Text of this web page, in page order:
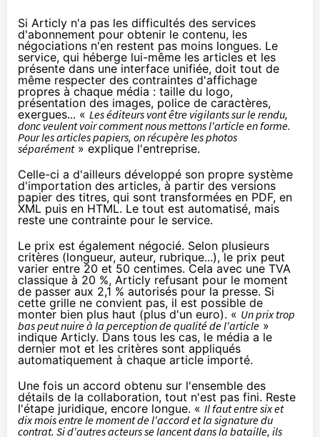
Si Articly n'a pas les difficultés des services
d'abonnement pour obtenir le contenu, les
négociations n'en restent pas moins longues. Le
service, qui héberge lui-même les articles et les
présente dans une interface unifiée, doit tout de
même respecter des contraintes d'affichage
propres à chaque média : taille du logo,
présentation des images, police de caractères,
exergues... « Les éditeurs vont être vigilants sur le rendu,
donc veulent voir comment nous mettons l'article en forme.
Pour les articles papiers, on récupère les photos
séparément» explique l'entreprise.
Celle-ci a d'ailleurs développé son propre système
d'importation des articles, à partir des versions
papier des titres, qui sont transformées en PDF, en
XML puis en HTML. Le tout est automatisé, mais
reste une contrainte pour le service.
Le prix est également négocié. Selon plusieurs
critères (longueur, auteur, rubrique...), le prix peut
varier entre 20 et 50 centimes. Cela avec une TVA
classique à 20 %, Articly refusant pour le moment
de passer aux 2,1 % autorisés pour la presse. Si
cette grille ne convient pas, il est possible de
monter bien plus haut (plus d'un euro). « Un prix trop
bas peut nuire à la perception de qualité de l'article »
indique Articly. Dans tous les cas, le média a le
dernier mot et les critères sont appliqués
automatiquement à chaque article importé.
Une fois un accord obtenu sur l'ensemble des
détails de la collaboration, tout n'est pas fini. Reste
l'étape juridique, encore longue. « Il faut entre six et
dix mois entre le moment de l'accord et la signature du
contrat. Si d'autres acteurs se lancent dans la bataille, ils